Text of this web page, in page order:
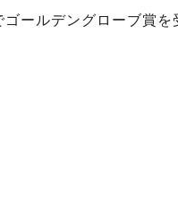
ールデングローブ賞